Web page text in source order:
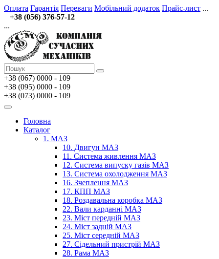
Оплата Гарантія Переваги Мобільний додаток Прайс-лист ...
+38 (056) 376-57-12
...
+38 (067) 0000 - 109
+38 (095) 0000 - 109
+38 (073) 0000 - 109
Головна
Каталог
1. МАЗ
10. Двигун МАЗ
11. Система живлення МАЗ
12. Система випуску газів МАЗ
13. Система охолодження МАЗ
16. Зчеплення МАЗ
17. КПП МАЗ
18. Роздавальна коробка МАЗ
22. Вали карданні МАЗ
23. Міст передній МАЗ
24. Міст задній МАЗ
25. Міст середній МАЗ
27. Сідельний пристрій МАЗ
28. Рама МАЗ